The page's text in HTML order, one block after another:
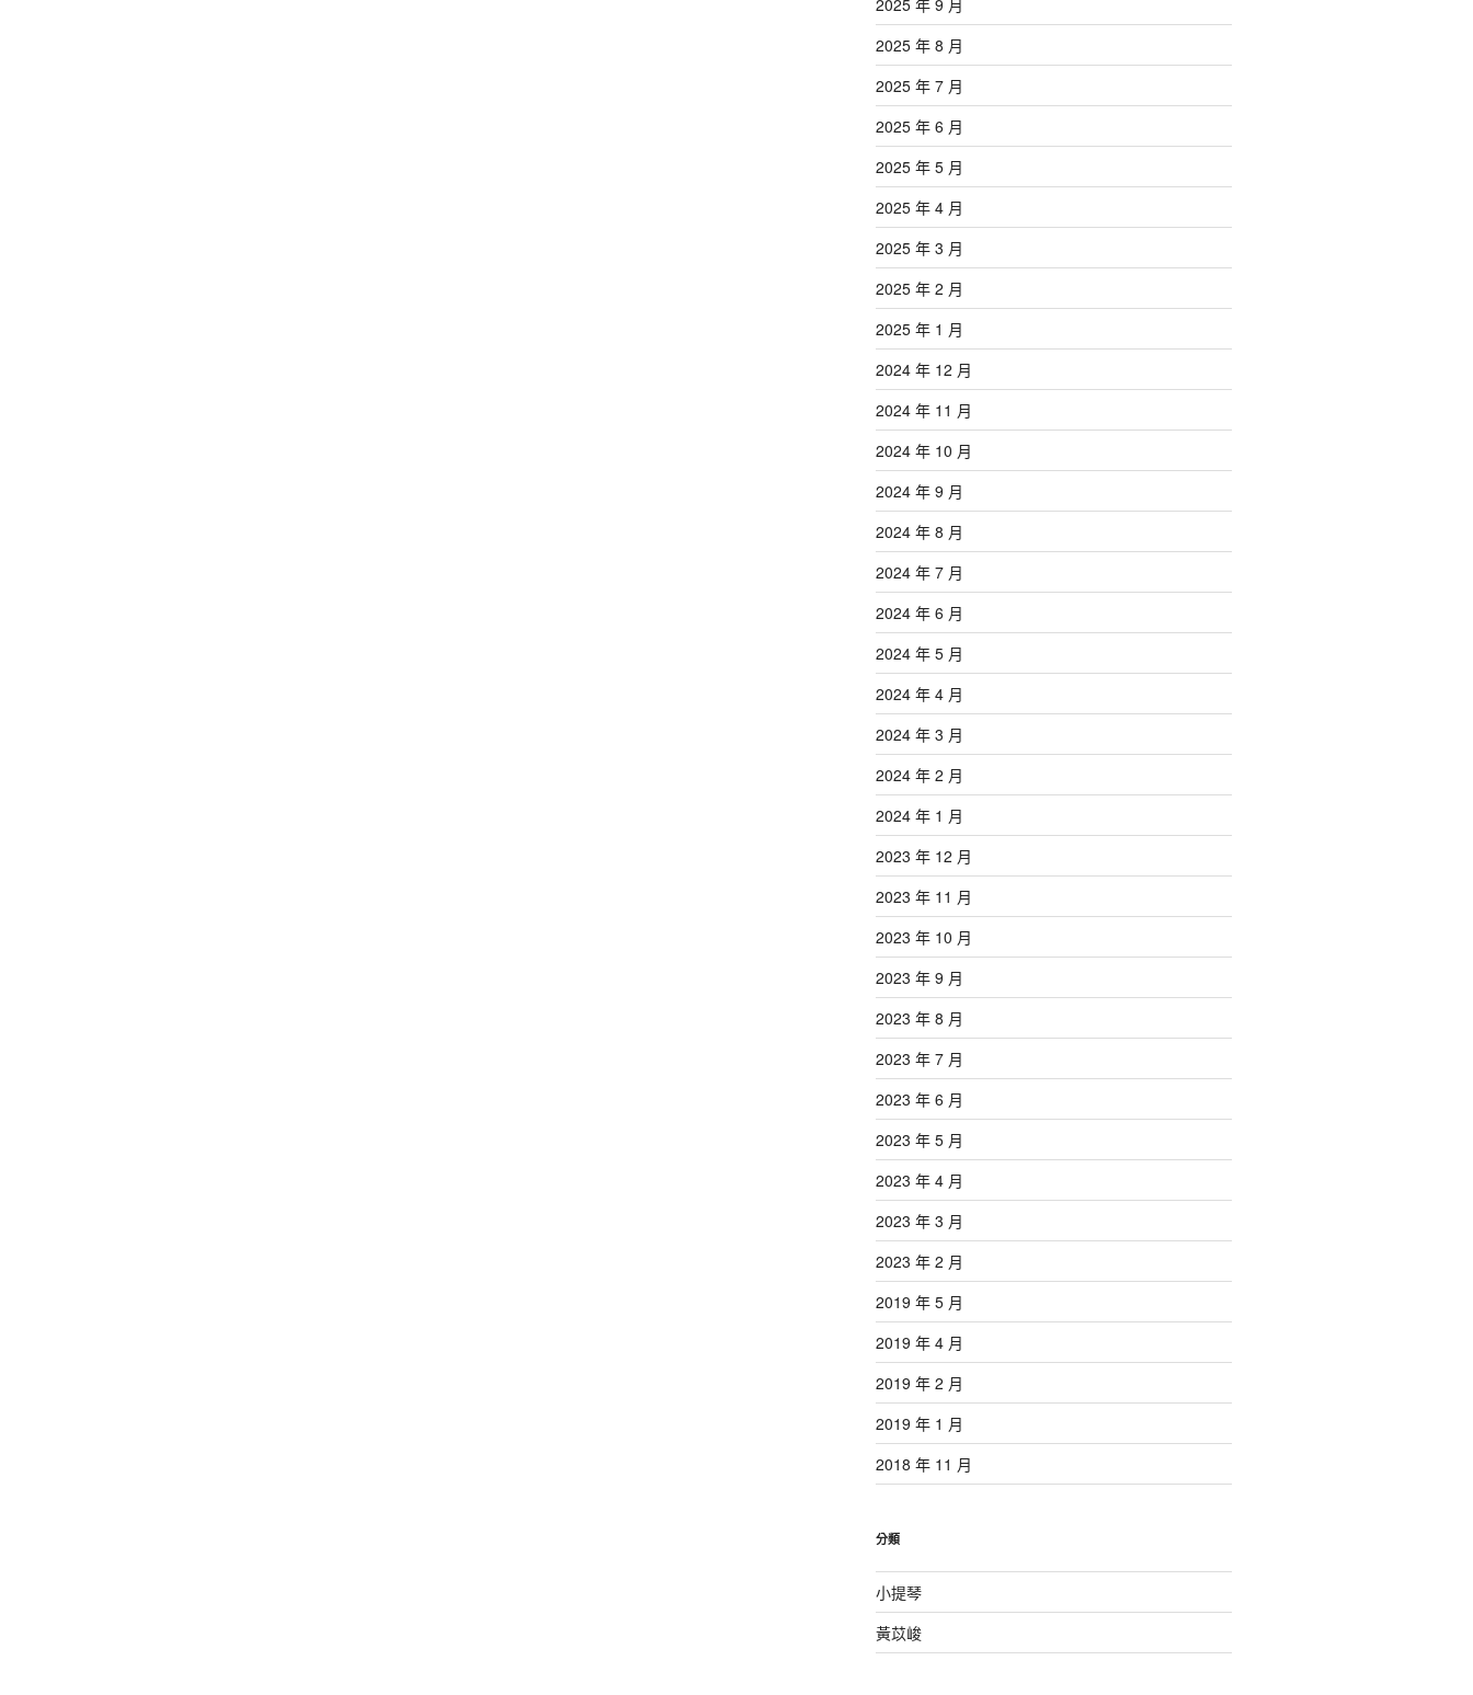
2025 年 9 月
2025 年 8 月
2025 年 7 月
2025 年 6 月
2025 年 5 月
2025 年 4 月
2025 年 3 月
2025 年 2 月
2025 年 1 月
2024 年 12 月
2024 年 11 月
2024 年 10 月
2024 年 9 月
2024 年 8 月
2024 年 7 月
2024 年 6 月
2024 年 5 月
2024 年 4 月
2024 年 3 月
2024 年 2 月
2024 年 1 月
2023 年 12 月
2023 年 11 月
2023 年 10 月
2023 年 9 月
2023 年 8 月
2023 年 7 月
2023 年 6 月
2023 年 5 月
2023 年 4 月
2023 年 3 月
2023 年 2 月
2019 年 5 月
2019 年 4 月
2019 年 2 月
2019 年 1 月
2018 年 11 月
分類
小提琴
黃苡峻